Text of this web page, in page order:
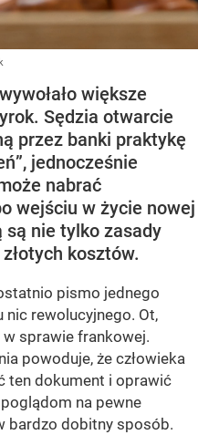
większe
Sędzia otwarcie
przez banki praktykę
jednocześnie
nabrać
wejściu w życie nowej
nie tylko zasady
kosztów.
pismo jednego
rewolucyjnego. Ot,
sprawie frankowej.
powoduje, że człowieka
ten dokument i oprawić
na pewne
bardzo dobitny sposób.